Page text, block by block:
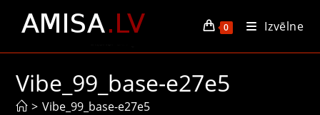
0 Izvēlne
Vibe_99_base-e27e5
> Vibe_99_base-e27e5